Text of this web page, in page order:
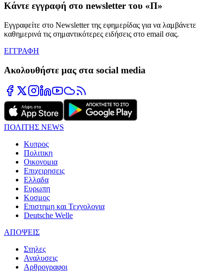
Κάντε εγγραφή στο newsletter του «Π»
Εγγραφείτε στο Newsletter της εφημερίδας για να λαμβάνετε
καθημερινά τις σημαντικότερες ειδήσεις στο email σας.
ΕΓΓΡΑΦΗ
Ακολουθήστε μας στα social media
ΠΟΛΙΤΗΣ NEWS
Κυπρος
Πολιτικη
Οικονομια
Επιχειρησεις
Ελλαδα
Ευρωπη
Κοσμος
Επιστημη και Τεχνολογια
Deutsche Welle
ΑΠΟΨΕΙΣ
Στηλες
Αναλυσεις
Αρθρογραφοι